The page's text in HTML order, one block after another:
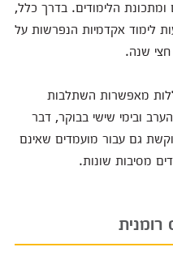
הלימודים. בדרך כלל,
הלימודים בין 30 ל-100 שעות לימוד אקדמיות הנפרשות על
חצי שנה.
מאפשרות השתלבות
ובימי שישי בבוקר, דבר
גם עבור מועמדים שאינם
מסיבות שונות.
רומנית